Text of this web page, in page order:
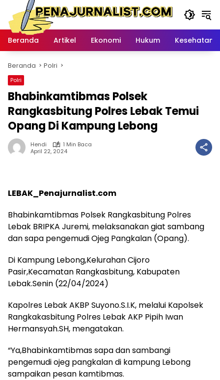
Langsung
konten
Beranda
Artikel Ekonomi Hukum Kesehatan
Beranda Polri
Polri
Bhabinkamtibmas Polsek
Rangkasbitung Polres Lebak Temui
Opang Di Kampung Lebong
Hendi
1 Min Baca
April 22, 2024
LEBAK_Penajurnalist.com
Bhabinkamtibmas Polsek Rangkasbitung Polres
Lebak BRIPKA Juremi, melaksanakan giat sambang
dan sapa pengemudi Ojeg Pangkalan (Opang).
Di Kampung Lebong,Kelurahan Cijoro
Pasir,Kecamatan Rangkasbitung, Kabupaten
Lebak.Senin (22/04/2024)
Kapolres Lebak AKBP Suyono.S.I.K, melalui Kapolsek
Rangkakasbitung Polres Lebak AKP Pipih Iwan
Hermansyah.SH, mengatakan.
“Ya,Bhabinkamtibmas sapa dan sambangi
pengemudi ojeg pangkalan di kampung Lebong
sampaikan pesan kamtibmas.